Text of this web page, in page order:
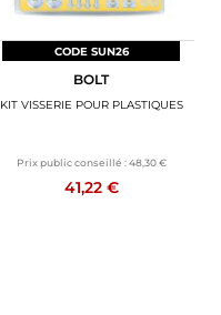
CODE SUN26
BOLT
KIT VISSERIE POUR PLASTIQUES
Prix public conseillé : 48,30 €
41,22 €